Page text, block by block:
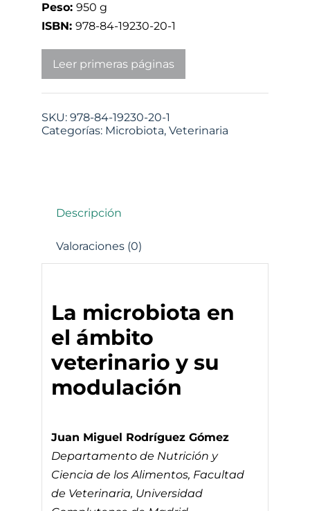
Peso: 950 g
ISBN: 978-84-19230-20-1
Leer primeras páginas
SKU: 978-84-19230-20-1
Categorías: Microbiota, Veterinaria
Descripción
Valoraciones (0)
La microbiota en
el ámbito
veterinario y su
modulación
Juan Miguel Rodríguez Gómez
Departamento de Nutrición y
Ciencia de los Alimentos, Facultad
de Veterinaria, Universidad